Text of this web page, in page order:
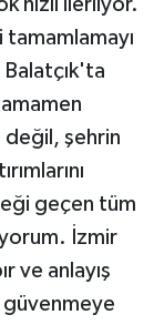
hızlı ilerliyor.
tamamlamayı
şehrin
geçen tüm
İzmir
ve anlayış
güvenmeye